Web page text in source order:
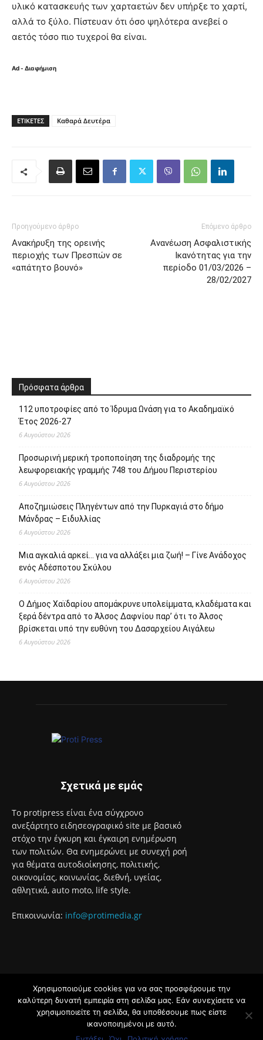
υλικό κατασκευής των χαρταετών δεν υπήρξε το χαρτί,
αλλά το ξύλο. Πίστευαν ότι όσο ψηλότερα ανεβεί ο
αετός τόσο πιο τυχεροί θα είναι.
Ad - Διαφήμιση
ΕΤΙΚΈΤΕΣ Καθαρά Δευτέρα
Προηγούμενο άρθρο
Ανακήρυξη της ορεινής
περιοχής των Πρεσπών σε
«απάτητο βουνό»
Επόμενο άρθρο
Ανανέωση Ασφαλιστικής
Ικανότητας για την
περίοδο 01/03/2026 –
28/02/2027
Πρόσφατα άρθρα
112 υποτροφίες από το Ίδρυμα Ωνάση για το Ακαδημαϊκό
Έτος 2026-27
6 Αυγούστου 2026
Προσωρινή μερική τροποποίηση της διαδρομής της
λεωφορειακής γραμμής 748 του Δήμου Περιστερίου
6 Αυγούστου 2026
Αποζημιώσεις Πληγέντων από την Πυρκαγιά στο δήμο
Μάνδρας – Ειδυλλίας
6 Αυγούστου 2026
Μια αγκαλιά αρκεί… για να αλλάξει μια ζωή! – Γίνε Ανάδοχος
ενός Αδέσποτου Σκύλου
6 Αυγούστου 2026
Ο Δήμος Χαϊδαρίου απομάκρυνε υπολείμματα, κλαδέματα και
ξερά δέντρα από το Άλσος Δαφνίου παρ’ ότι το Άλσος
βρίσκεται υπό την ευθύνη του Δασαρχείου Αιγάλεω
6 Αυγούστου 2026
Σχετικά με εμάς
Το protipress είναι ένα σύγχρονο
ανεξάρτητο ειδησεογραφικό site με βασικό
στόχο την έγκυρη και έγκαιρη ενημέρωση
των πολιτών. Θα ενημερώνει με συνεχή ροή
για θέματα αυτοδιοίκησης, πολιτικής,
οικονομίας, κοινωνίας, διεθνή, υγείας,
αθλητικά, auto moto, life style.
Επικοινωνία: info@protimedia.gr
© Developed by
Πολιτική Απορρήτου
Χρησιμοποιούμε cookies για να σας προσφέρουμε την
καλύτερη δυνατή εμπειρία στη σελίδα μας. Εάν συνεχίσετε να
χρησιμοποιείτε τη σελίδα, θα υποθέσουμε πως είστε
ικανοποιημένοι με αυτό.